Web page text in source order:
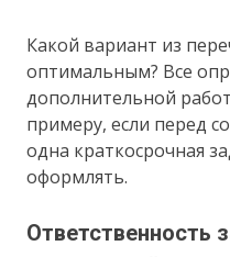
Какой вариант из
оптимальным? Все
дополнительной
примеру, если перед
одна краткосрочная
оформлять.
Ответственность